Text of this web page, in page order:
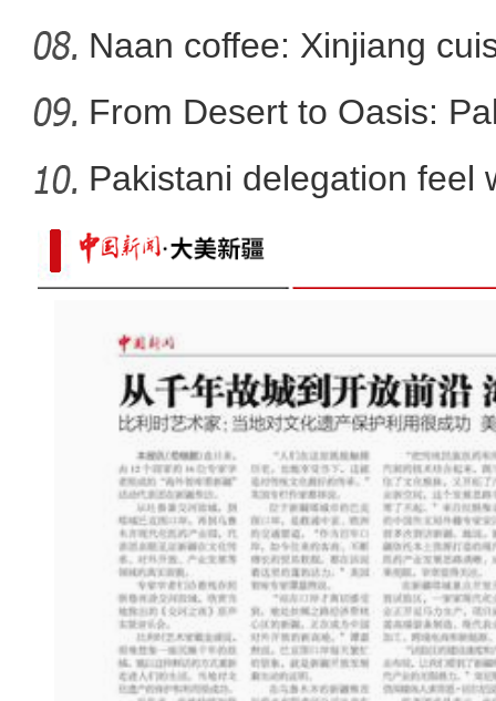
行走新疆体验环塔 国际青
Naan coffee: Xinjiang
From Desert to Oasis:
Pakistani delegation feel
developm